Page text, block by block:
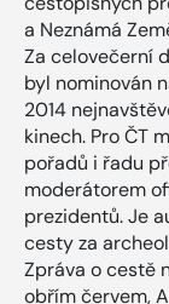
a Neznámá
Za celovečerní
byl nominován
2014
kinech. Pro ČT
pořadů i řadu
moderátorem
prezidentů. Je
cesty za
Zpráva o cestě
obřím červem,